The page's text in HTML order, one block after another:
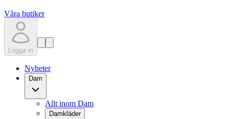
Våra butiker
Logga in
Nyheter
Dam
Allt inom Dam
Damkläder